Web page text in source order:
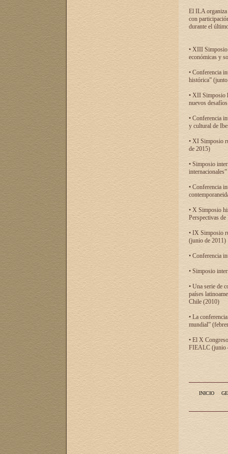
El ILA organiza
con
durante el
• XIII Simposio
económicas y
• Conferencia
histórica”
• XII Simposio
nuevos
• Conferencia
y cultural de
• XI Simposio
de 2015)
• Simposio
• Conferencia
• X Simposio
Perspectivas
• IX Simposio
(junio de 2011)
• Conferencia
• Simposio
• Una serie de
países
Chile (2010)
• La
mundial”
• El X
FIEALC (junio
INICIO